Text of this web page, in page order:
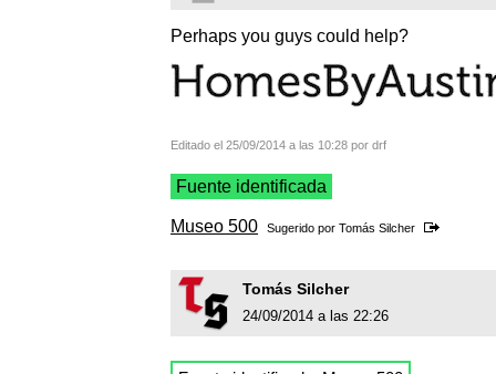
Perhaps you guys could help?
Editado el 25/09/2014 a las 10:28 por drf
Fuente identificada
Museo 500 Sugerido por Tomás Silcher
Tomás Silcher
24/09/2014 a las 22:26